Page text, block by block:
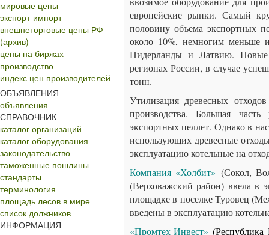
мировые цены
экспорт-импорт
внешнеторговые цены РФ
(архив)
цены на биржах
производство
индекс цен производителей
ОБЪЯВЛЕНИЯ
объявления
СПРАВОЧНИК
каталог организаций
каталог оборудования
законодательство
таможенные пошлины
стандарты
терминология
площадь лесов в мире
список должников
ИНФОРМАЦИЯ
европейские рынки. Самый
половину объема экспортных
около 10%, немногим меньше
Нидерланды и Латвию. Новые
регионах России, в случае
тонн.
Утилизация древесных
производства. Большая
экспортных пеллет. Однако в
использующих древесные
эксплуатацию котельные на
Компания «Холбит» (Сокол,
(Верховажский район) ввела в
площадке в поселке Туровец
введены в эксплуатацию
«Промтех-Инвест»